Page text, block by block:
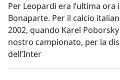
Per Leopardi era l’ultima
Bonaparte. Per il calcio
2002, quando Karel
nostro campionato, per la
dell’Inter